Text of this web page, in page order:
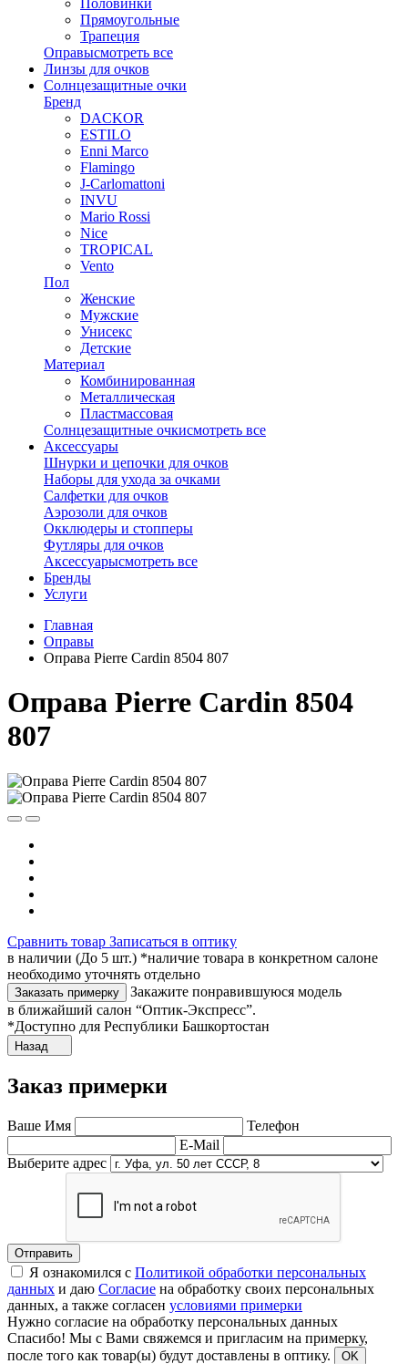
Прямоугольные
Трапеция
Оправысмотреть все
Линзы для очков
Солнцезащитные очки
Бренд
DACKOR
ESTILO
Enni Marco
Flamingo
J-Carlomattoni
INVU
Mario Rossi
Nice
TROPICAL
Vento
Пол
Женские
Мужские
Унисекс
Детские
Материал
Комбинированная
Металлическая
Пластмассовая
Солнцезащитные очкисмотреть все
Аксессуары
Шнурки и цепочки для очков
Наборы для ухода за очками
Салфетки для очков
Аэрозоли для очков
Окклюдеры и стопперы
Футляры для очков
Аксессуарысмотреть все
Бренды
Услуги
Главная
Оправы
Оправа Pierre Cardin 8504 807
Оправа Pierre Cardin 8504
807
Сравнить товар Записаться в оптику
в наличии (До 5 шт.) *наличие товара в конкретном салоне
необходимо уточнять отдельно
Заказать примерку
Закажите понравившуюся модель
в ближайший салон “Оптик-Экспресс”.
*Доступно для Республики Башкортостан
Назад
Заказ примерки
Ваше Имя
Телефон
E-Mail
Выберите адрес
Отправить
Я ознакомился с Политикой обработки персональных
данных и даю Согласие на обработку своих персональных
данных, а также согласен условиями примерки
Нужно согласие на обработку персональных данных
Спасибо! Мы с Вами свяжемся и пригласим на примерку,
после того как товар(ы) будут доставлены в оптику.
OK